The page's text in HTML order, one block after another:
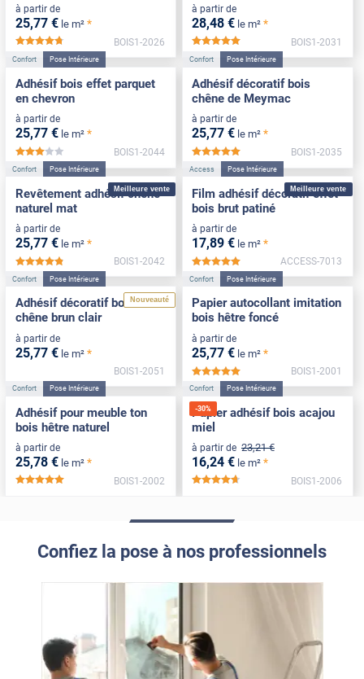
à partir de
25,77 € le m² *
*****
BOIS1-2026
à partir de
28,48 € le m² *
BOIS1-2031
Confort Pose Intérieure
Adhésif bois effet parquet
en chevron
à partir de
25,77 € le m² *
*****
BOIS1-2044
Confort Pose Intérieure
Adhésif décoratif bois
chêne de Meymac
à partir de
25,77 € le m² *
BOIS1-2035
Meilleure vente
Confort Pose Intérieure
Revêtement adhésif chêne
naturel mat
à partir de
25,77 € le m² *
*****
BOIS1-2042
Meilleure vente
Access Pose Intérieure
Film adhésif décoratif effet
bois brut patiné
à partir de
17,89 € le m² *
ACCESS-7013
Nouveauté
Confort Pose Intérieure
Adhésif décoratif bois effet
chêne brun clair
à partir de
25,77 € le m² *
BOIS1-2051
Confort Pose Intérieure
Papier autocollant imitation
bois hêtre foncé
à partir de
25,77 € le m² *
BOIS1-2001
Confort Pose Intérieure
Adhésif pour meuble ton
bois hêtre naturel
à partir de
25,78 € le m² *
BOIS1-2002
-30%
Confort Pose Intérieure
Papier adhésif bois acajou
miel
à partir de 23,21 €
16,24 € le m² *
*****
BOIS1-2006
Confiez la pose à nos professionnels